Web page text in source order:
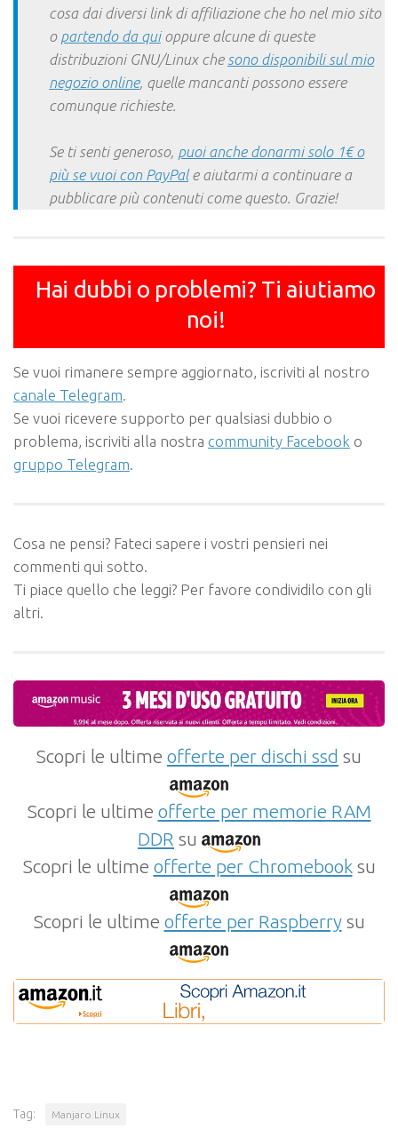
cosa dai diversi link di affiliazione che ho nel mio sito
o partendo da quioppure alcune di queste
distribuzioni GNU/Linux che sono disponibili sul mio
negozio online, quelle mancanti possono essere
comunque richieste.
Se ti senti generoso, puoi anche donarmi solo 1€ o
più se vuoi con PayPale aiutarmi a continuare a
pubblicare più contenuti come questo. Grazie!
Hai dubbi o problemi? Ti aiutiamo
noi!
Se vuoi rimanere sempre aggiornato, iscriviti al nostro
canale Telegram.
Se vuoi ricevere supporto per qualsiasi dubbio o
problema, iscriviti alla nostra community Facebook o
gruppo Telegram.
Cosa ne pensi? Fateci sapere i vostri pensieri nei
commenti qui sotto.
Ti piace quello che leggi? Per favore condividilo con gli
altri.
Scopri le ultime offerte per dischi ssd su
Scopri le ultime offerte per memorie RAM
DDR su
Scopri le ultime offerte per Chromebooksu
Scopri le ultime offerte per Raspberrysu
Tag: Manjaro Linux